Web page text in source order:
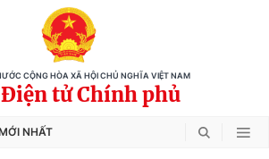
CỘNG HÒA XÃ HỘI CHỦ NGHĨA VIỆT NAM
tử Chính phủ
NHẤT